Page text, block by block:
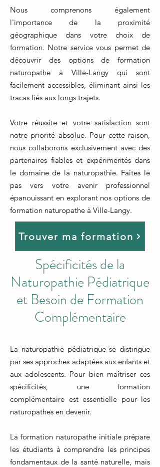
Nous comprenons également
l'importance de la proximité
géographique dans votre choix de
formation. Notre service vous permet de
découvrir des options de formation
naturopathe à Ville-Langy qui sont
facilement accessibles, éliminant ainsi les
tracas liés aux longs trajets.
Votre réussite et votre satisfaction sont
notre priorité absolue. Pour cette raison,
nous collaborons exclusivement avec des
partenaires fiables et expérimentés dans
le domaine de la naturopathie. Faites le
pas vers votre avenir professionnel
épanouissant en explorant nos options de
formation naturopathe à Ville-Langy.
Trouver ma formation
Spécificités de la
Naturopathie Pédiatrique
et Besoin de Formation
Complémentaire
La naturopathie pédiatrique se distingue
par ses approches adaptées aux enfants et
aux adolescents. Pour bien maîtriser ces
spécificités, une formation
complémentaire est essentielle pour les
naturopathes en devenir.
La formation naturopathe initiale prépare
les étudiants à comprendre les principes
fondamentaux de la santé naturelle, mais